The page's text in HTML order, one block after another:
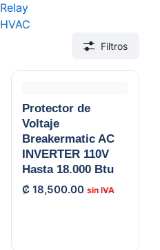
Relay
HVAC
Filtros
Protector de
Voltaje
Breakermatic AC
INVERTER 110V
Hasta 18.000 Btu
₡ 18,500.00